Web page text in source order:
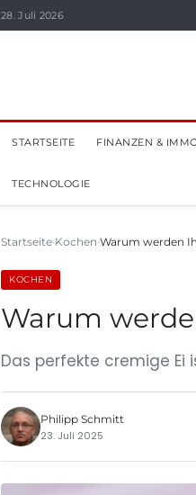
28. Juli 2026
STARTSEITE FINANZEN &
TECHNOLOGIE
Startseite Kochen Warum werden
KOCHEN
Warum
Das perfekte cremige Ei
Philipp Schmitt
23. Juli 2025